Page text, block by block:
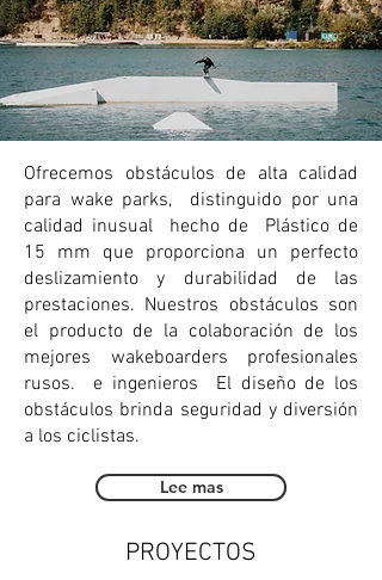
Ofrecemos obstáculos de alta calidad
para wake parks, distinguido por una
calidad inusual hecho de Plástico de
15 mm que proporciona un perfecto
deslizamiento y durabilidad de las
prestaciones. Nuestros obstáculos son
el producto de la colaboración de los
mejores wakeboarders profesionales
rusos. e ingenieros El diseño de los
obstáculos brinda seguridad y diversión
a los ciclistas.
Lee mas
PROYECTOS